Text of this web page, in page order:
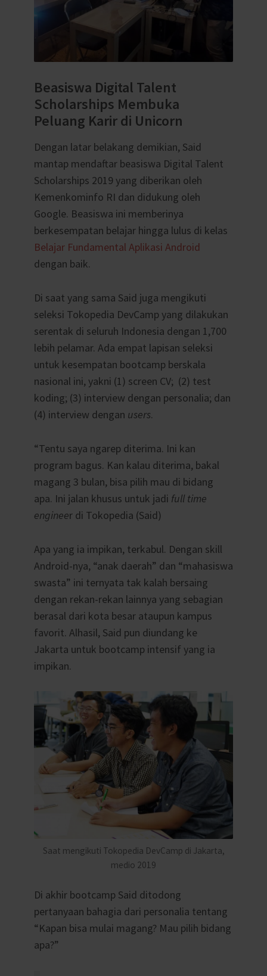
Beasiswa Digital Talent
Scholarships Membuka
Peluang Karir di Unicorn
Dengan latar belakang demikian, Said
mantap mendaftar beasiswa Digital Talent
Scholarships 2019 yang diberikan oleh
Kemenkominfo RI dan didukung oleh
Google. Beasiswa ini memberinya
berkesempatan belajar hingga lulus di kelas
Belajar Fundamental Aplikasi Android
dengan baik.
Di saat yang sama Said juga mengikuti
seleksi Tokopedia DevCamp yang dilakukan
serentak di seluruh Indonesia dengan 1,700
lebih pelamar. Ada empat lapisan seleksi
untuk kesempatan bootcamp berskala
nasional ini, yakni (1) screen CV; (2) test
koding; (3) interview dengan personalia; dan
(4) interview dengan users.
“Tentu saya ngarep diterima. Ini kan
program bagus. Kan kalau diterima, bakal
magang 3 bulan, bisa pilih mau di bidang
apa. Ini jalan khusus untuk jadi full time
engineer di Tokopedia (Said)
Apa yang ia impikan, terkabul. Dengan skill
Android-nya, “anak daerah” dan “mahasiswa
swasta” ini ternyata tak kalah bersaing
dengan rekan-rekan lainnya yang sebagian
berasal dari kota besar ataupun kampus
favorit. Alhasil, Said pun diundang ke
Jakarta untuk bootcamp intensif yang ia
impikan.
Saat mengikuti Tokopedia DevCamp di Jakarta,
medio 2019
Di akhir bootcamp Said ditodong
pertanyaan bahagia dari personalia tentang
“Kapan bisa mulai magang? Mau pilih bidang
apa?”